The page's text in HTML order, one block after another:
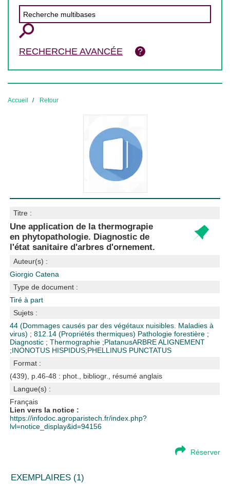
RECHERCHE AVANCÉE
Accueil Retour
Titre :
Une application de la thermograpie
en phytopathologie. Diagnostic de
l'état sanitaire d'arbres d'ornement.
Auteur(s) :
Giorgio Catena
Type de document :
Tiré à part
Sujets :
44 (Dommages causés par des végétaux nuisibles. Maladies à
virus) ;812.14 (Propriétés thermiques) Pathologie forestière ;
Diagnostic ;Thermographie ;PlatanusARBRE ALIGNEMENT
;INONOTUS HISPIDUS;PHELLINUS PUNCTATUS
Format :
(439), p.46-48 : phot., bibliogr., résumé anglais
Langue(s) :
Français
Lien vers la notice :
https://infodoc.agroparistech.fr/index.php?
lvl=notice_display&id=94156
Réserver
EXEMPLAIRES (1)